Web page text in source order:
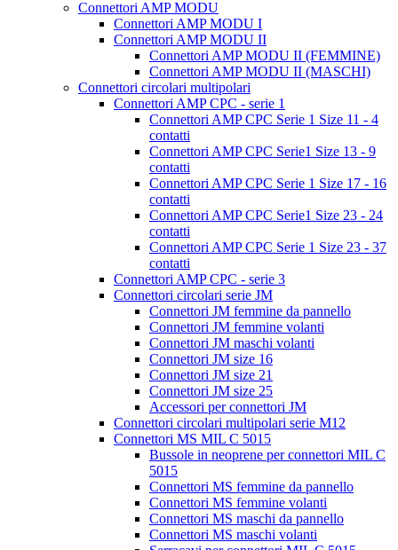
Connettori AMP MODU
Connettori AMP MODU I
Connettori AMP MODU II
Connettori AMP MODU II (FEMMINE)
Connettori AMP MODU II (MASCHI)
Connettori circolari multipolari
Connettori AMP CPC - serie 1
Connettori AMP CPC Serie 1 Size 11 - 4
contatti
Connettori AMP CPC Serie1 Size 13 - 9
contatti
Connettori AMP CPC Serie 1 Size 17 - 16
contatti
Connettori AMP CPC Serie1 Size 23 - 24
contatti
Connettori AMP CPC Serie 1 Size 23 - 37
contatti
Connettori AMP CPC - serie 3
Connettori circolari serie JM
Connettori JM femmine da pannello
Connettori JM femmine volanti
Connettori JM maschi volanti
Connettori JM size 16
Connettori JM size 21
Connettori JM size 25
Accessori per connettori JM
Connettori circolari multipolari serie M12
Connettori MS MIL C 5015
Bussole in neoprene per connettori MIL C
5015
Connettori MS femmine da pannello
Connettori MS femmine volanti
Connettori MS maschi da pannello
Connettori MS maschi volanti